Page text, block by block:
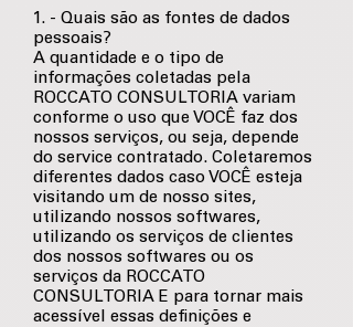
1. - Quais são as fontes de dados
pessoais?
A quantidade e o tipo de
informações coletadas pela
ROCCATO CONSULTORIA variam
conforme o uso que VOCÊ faz dos
nossos serviços, ou seja, depende
do service contratado. Coletaremos
diferentes dados caso VOCÊ esteja
visitando um de nosso sites,
utilizando nossos softwares,
utilizando os serviços de clientes
dos nossos softwares ou os
serviços da ROCCATO
CONSULTORIA E para tornar mais
acessível essas definições e